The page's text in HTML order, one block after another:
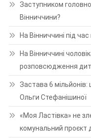
Заступником
Вінниччини?
На Вінниччині під
На Вінниччині
розповсюдження
Застава 6
Ольги Стефанішиної
«Моя Ластівка» не
комунальний проєкт